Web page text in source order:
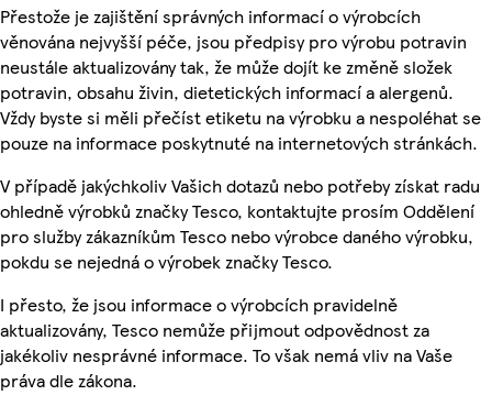
Přestože je zajištění správných informací o výrobcích
věnována nejvyšší péče, jsou předpisy pro výrobu potravin
neustále aktualizovány tak, že může dojít ke změně složek
potravin, obsahu živin, dietetických informací a alergenů.
Vždy byste si měli přečíst etiketu na výrobku a nespoléhat se
pouze na informace poskytnuté na internetových stránkách.
V případě jakýchkoliv Vašich dotazů nebo potřeby získat radu
ohledně výrobků značky Tesco, kontaktujte prosím Oddělení
pro služby zákazníkům Tesco nebo výrobce daného výrobku,
pokdu se nejedná o výrobek značky Tesco.
I přesto, že jsou informace o výrobcích pravidelně
aktualizovány, Tesco nemůže přijmout odpovědnost za
jakékoliv nesprávné informace. To však nemá vliv na Vaše
práva dle zákona.